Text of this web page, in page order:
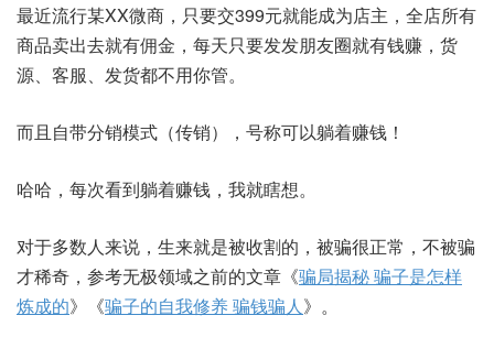
最近流行某XX微商，只要交399元就能成为店主，全店所有
商品卖出去就有佣金，每天只要发发朋友圈就有钱赚，货
源、客服、发货都不用你管。
而且自带分销模式（传销），号称可以躺着赚钱！
哈哈，每次看到躺着赚钱，我就瞎想。
对于多数人来说，生来就是被收割的，被骗很正常，不被骗
才稀奇，参考无极领域之前的文章《骗局揭秘 骗子是怎样
炼成的》《骗子的自我修养 骗钱骗人》。